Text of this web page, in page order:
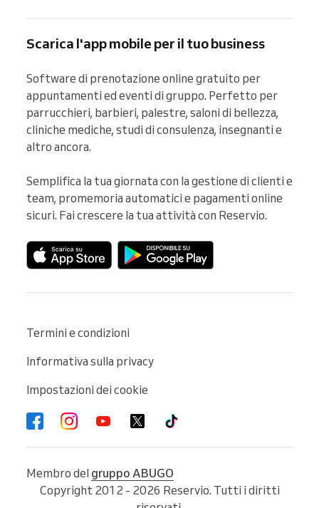
Scarica l'app mobile per il tuo business
Software di prenotazione online gratuito per
appuntamenti ed eventi di gruppo. Perfetto per
parrucchieri, barbieri, palestre, saloni di bellezza,
cliniche mediche, studi di consulenza, insegnanti e
altro ancora.
Semplifica la tua giornata con la gestione di clienti e
team, promemoria automatici e pagamenti online
sicuri. Fai crescere la tua attività con Reservio.
Termini e condizioni
Informativa sulla privacy
Impostazioni dei cookie
Membro del gruppo ABUGO
Copyright 2012 - 2026 Reservio. Tutti i diritti